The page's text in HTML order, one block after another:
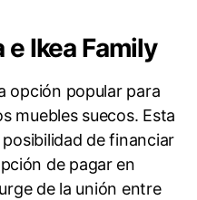
e Ikea Family
opción popular para
muebles suecos. Esta
de financiar
de pagar en
de la unión entre